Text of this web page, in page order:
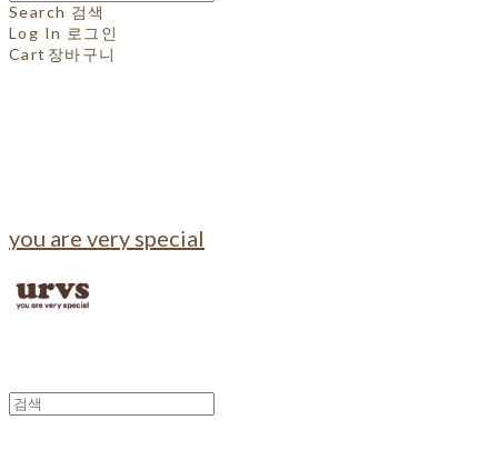
Search 검색
Log In 로그인
Cart 장바구니
you are very special